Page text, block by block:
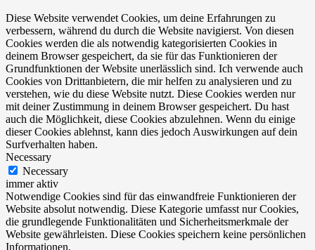
Diese Website verwendet Cookies, um deine Erfahrungen zu
verbessern, während du durch die Website navigierst. Von diesen
Cookies werden die als notwendig kategorisierten Cookies in
deinem Browser gespeichert, da sie für das Funktionieren der
Grundfunktionen der Website unerlässlich sind. Ich verwende auch
Cookies von Drittanbietern, die mir helfen zu analysieren und zu
verstehen, wie du diese Website nutzt. Diese Cookies werden nur
mit deiner Zustimmung in deinem Browser gespeichert. Du hast
auch die Möglichkeit, diese Cookies abzulehnen. Wenn du einige
dieser Cookies ablehnst, kann dies jedoch Auswirkungen auf dein
Surfverhalten haben.
Necessary
Necessary
immer aktiv
Notwendige Cookies sind für das einwandfreie Funktionieren der
Website absolut notwendig. Diese Kategorie umfasst nur Cookies,
die grundlegende Funktionalitäten und Sicherheitsmerkmale der
Website gewährleisten. Diese Cookies speichern keine persönlichen
Informationen.